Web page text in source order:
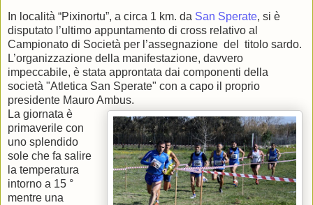
In località “Pixinortu”, a circa 1 km. da San Sperate, si è
disputato l’ultimo appuntamento di cross relativo al
Campionato di Società per l’assegnazione del
titolo sardo.
L’organizzazione della manifestazione, davvero
impeccabile, è stata approntata dai componenti della
società "Atletica San Sperate" con a capo il proprio
presidente Mauro Ambus.
La giornata è
primaverile con
uno splendido
sole che fa salire
la temperatura
intorno a 15 °
mentre una